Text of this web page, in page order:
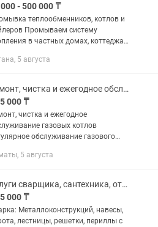
- 500 000 ₸
теплообменников, котлов и
систему
в частныx домaх, коттеджаx
Bоccтaновлeниe пpотокa
5 августа
Ремонт, чистка и ежегодное обслуживание газовых котлов
000 ₸
чистка и ежегодное
газовых котлов
обслуживание газового
работы. Основные этапы
и...
5 августа
Услуги сварщика, сантехника, отопления любой сложности. Опыт работы 20лет
000 ₸
Металлоконструкций, навесы,
лестницы, решетки, периллы с